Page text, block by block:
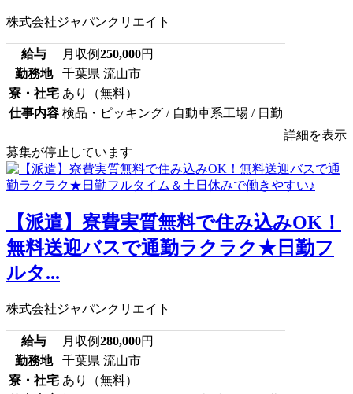
株式会社ジャパンクリエイト
給与 月収例250,000円
勤務地
千葉県 流山市
寮・社宅 あり（無料）
仕事内容 検品・ピッキング / 自動車系工場 / 日勤
詳細を表示
募集が停止しています
【派遣】寮費実質無料で住み込みOK！
無料送迎バスで通勤ラクラク★日勤フ
ルタ...
株式会社ジャパンクリエイト
給与 月収例280,000円
勤務地
千葉県 流山市
寮・社宅 あり（無料）